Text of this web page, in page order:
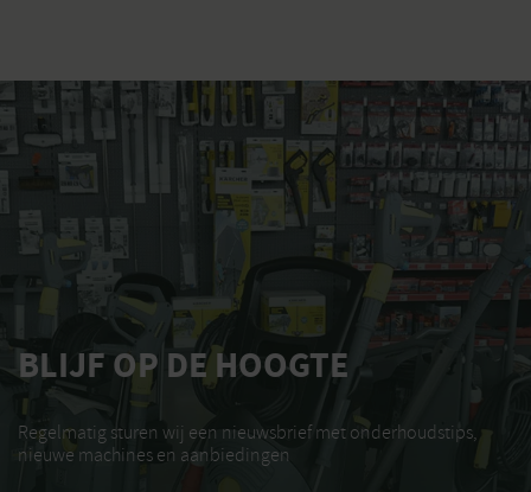
BLIJF OP DE HOOGTE
Regelmatig sturen wij een nieuwsbrief met onderhoudstips,
nieuwe machines en aanbiedingen